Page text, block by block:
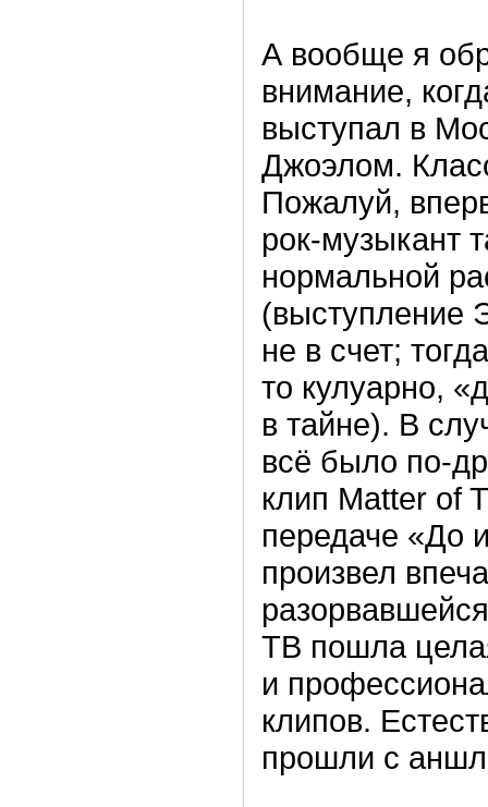
А вообще я
внимание,
выступал в
Джоэлом.
Пожалуй,
рок-музыкант
нормальной
(выступление
не в счет;
то кулуарно,
в тайне). В
всё было по-
клип Matter of
передаче «До
произвел
ТВ пошла
и
клипов.
прошли с